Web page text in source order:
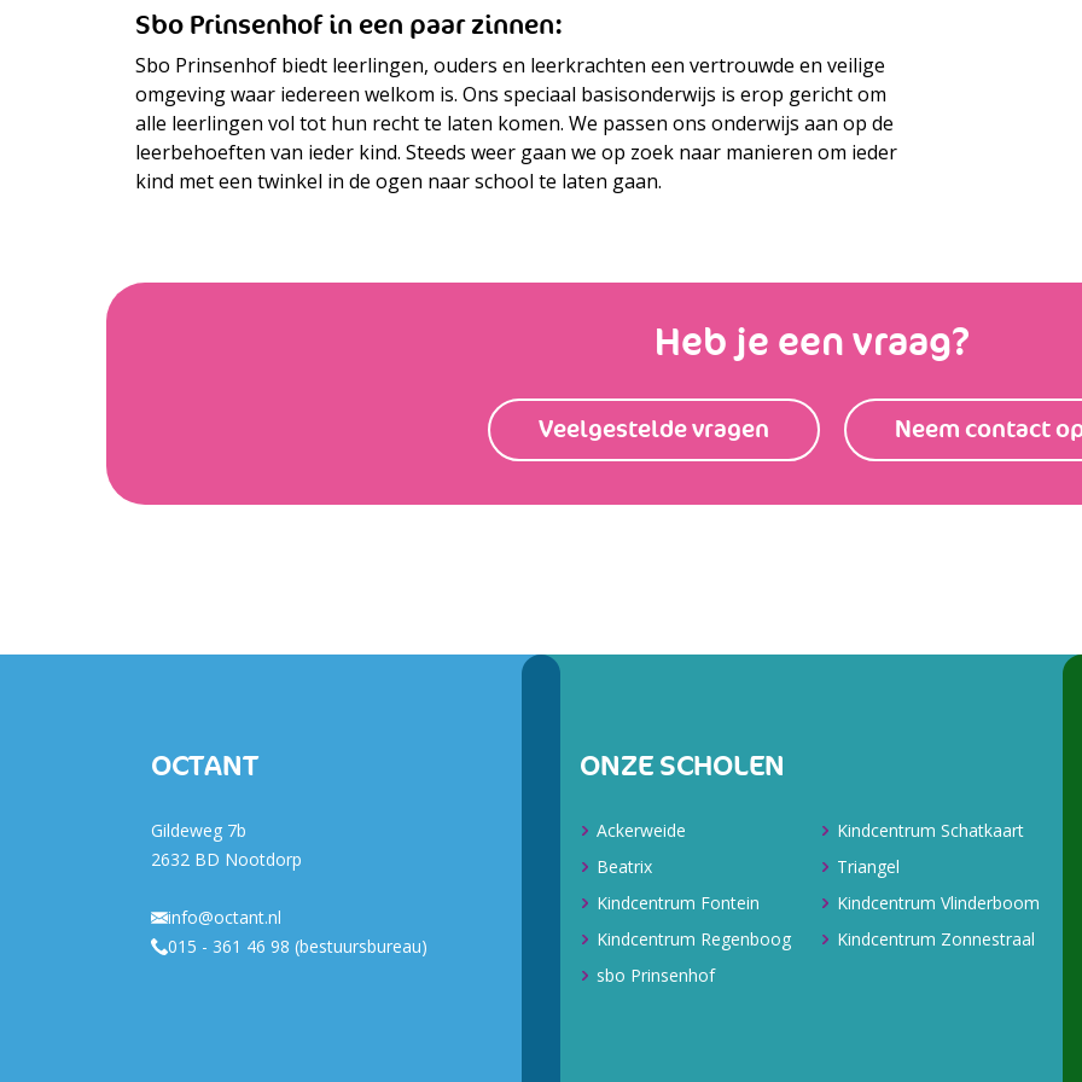
Sbo Prinsenhof in een paar zinnen:
Sbo Prinsenhof biedt leerlingen, ouders en leerkrachten een vertrouwde en veilige
omgeving waar iedereen welkom is. Ons speciaal basisonderwijs is erop gericht om
alle leerlingen vol tot hun recht te laten komen. We passen ons onderwijs aan op de
leerbehoeften van ieder kind. Steeds weer gaan we op zoek naar manieren om ieder
kind met een twinkel in de ogen naar school te laten gaan.
Heb je een vraag?
Veelgestelde vragen Neem contact
OCTANT
Gildeweg 7b
2632 BD Nootdorp
info@octant.nl
015 - 361 46 98 (bestuursbureau)
ONZE SCHOLEN
Ackerweide
Beatrix
Kindcentrum Fontein
Kindcentrum Regenboog
sbo Prinsenhof
Kindcentrum Schatkaart
Triangel
Kindcentrum Vlinderboom
Kindcentrum Zonnestraal